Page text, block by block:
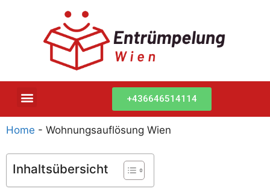
+436646514114
Home - Wohnungsauflösung Wien
Inhaltsübersicht